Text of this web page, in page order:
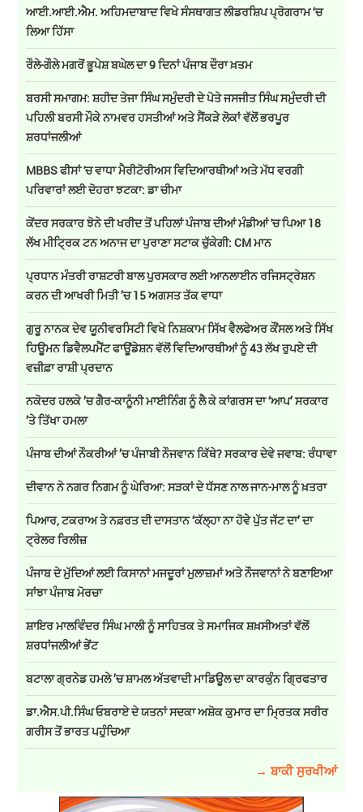
ਆਈ.ਆਈ.ਐਮ. ਅਹਿਮਦਾਬਾਦ ਵਿਖੇ ਸੰਸਥਾਗਤ ਲੀਡਰਸ਼ਿਪ ਪ੍ਰੋਗਰਾਮ ‘ਚ
ਲਿਆ ਹਿੱਸਾ
ਰੌਲੇ-ਗੌਲੇ ਮਗਰੋਂ ਭੂਪੇਸ਼ ਬਘੇਲ ਦਾ 9 ਦਿਨਾਂ ਪੰਜਾਬ ਦੌਰਾ ਖ਼ਤਮ
ਬਰਸੀ ਸਮਾਗਮ: ਸ਼ਹੀਦ ਤੇਜਾ ਸਿੰਘ ਸਮੁੰਦਰੀ ਦੇ ਪੋਤੇ ਜਸਜੀਤ ਸਿੰਘ ਸਮੁੰਦਰੀ ਦੀ
ਪਹਿਲੀ ਬਰਸੀ ਮੌਕੇ ਨਾਮਵਰ ਹਸਤੀਆਂ ਅਤੇ ਸੈਂਕੜੇ ਲੋਕਾਂ ਵੱਲੋਂ ਭਰਪੂਰ
ਸ਼ਰਧਾਂਜਲੀਆਂ
MBBS ਫੀਸਾਂ 'ਚ ਵਾਧਾ ਮੈਰੀਟੋਰੀਅਸ ਵਿਦਿਆਰਥੀਆਂ ਅਤੇ ਮੱਧ ਵਰਗੀ
ਪਰਿਵਾਰਾਂ ਲਈ ਦੋਹਰਾ ਝਟਕਾ: ਡਾ ਚੀਮਾ
ਕੇਂਦਰ ਸਰਕਾਰ ਝੋਨੇ ਦੀ ਖਰੀਦ ਤੋਂ ਪਹਿਲਾਂ ਪੰਜਾਬ ਦੀਆਂ ਮੰਡੀਆਂ 'ਚ ਪਿਆ 18
ਲੱਖ ਮੀਟ੍ਰਿਕ ਟਨ ਅਨਾਜ ਦਾ ਪੁਰਾਣਾ ਸਟਾਕ ਚੁੱਕੇਗੀ: CM ਮਾਨ
ਪ੍ਰਧਾਨ ਮੰਤਰੀ ਰਾਸ਼ਟਰੀ ਬਾਲ ਪੁਰਸਕਾਰ ਲਈ ਆਨਲਾਈਨ ਰਜਿਸਟ੍ਰੇਸ਼ਨ
ਕਰਨ ਦੀ ਆਖਰੀ ਮਿਤੀ ’ਚ 15 ਅਗਸਤ ਤੱਕ ਵਾਧਾ
ਗੁਰੂ ਨਾਨਕ ਦੇਵ ਯੂਨੀਵਰਸਿਟੀ ਵਿਖੇ ਨਿਸ਼ਕਾਮ ਸਿੱਖ ਵੈਲਫੇਅਰ ਕੌਂਸਲ ਅਤੇ ਸਿੱਖ
ਹਿਊਮਨ ਡਿਵੈਲਪਮੈਂਟ ਫਾਊਂਡੇਸ਼ਨ ਵੱਲੋਂ ਵਿਦਿਆਰਥੀਆਂ ਨੂੰ 43 ਲੱਖ ਰੁਪਏ ਦੀ
ਵਜ਼ੀਫ਼ਾ ਰਾਸ਼ੀ ਪ੍ਰਦਾਨ
ਨਕੋਦਰ ਹਲਕੇ ’ਚ ਗੈਰ-ਕਾਨੂੰਨੀ ਮਾਈਨਿੰਗ ਨੂੰ ਲੈ ਕੇ ਕਾਂਗਰਸ ਦਾ ‘ਆਪ’ ਸਰਕਾਰ
’ਤੇ ਤਿੱਖਾ ਹਮਲਾ
ਪੰਜਾਬ ਦੀਆਂ ਨੌਕਰੀਆਂ ’ਚ ਪੰਜਾਬੀ ਨੌਜਵਾਨ ਕਿੱਥੇ? ਸਰਕਾਰ ਦੇਵੇ ਜਵਾਬ: ਰੰਧਾਵਾ
ਦੀਵਾਨ ਨੇ ਨਗਰ ਨਿਗਮ ਨੂੰ ਘੇਰਿਆ: ਸੜਕਾਂ ਦੇ ਧੱਸਣ ਨਾਲ ਜਾਨ-ਮਾਲ ਨੂੰ ਖ਼ਤਰਾ
ਪਿਆਰ, ਟਕਰਾਅ ਤੇ ਨਫ਼ਰਤ ਦੀ ਦਾਸਤਾਨ ‘ਕੱਲ੍ਹਾ ਨਾ ਹੋਵੇ ਪੁੱਤ ਜੱਟ ਦਾ’ ਦਾ
ਟ੍ਰੇਲਰ ਰਿਲੀਜ਼
ਪੰਜਾਬ ਦੇ ਮੁੱਦਿਆਂ ਲਈ ਕਿਸਾਨਾਂ ਮਜਦੂਰਾਂ ਮੁਲਾਜ਼ਮਾਂ ਅਤੇ ਨੌਜਵਾਨਾਂ ਨੇ ਬਣਾਇਆ
ਸਾਂਝਾ ਪੰਜਾਬ ਮੋਰਚਾ
ਸ਼ਾਇਰ ਮਾਲਵਿੰਦਰ ਸਿੰਘ ਮਾਲੀ ਨੂੰ ਸਾਹਿਤਕ ਤੇ ਸਮਾਜਿਕ ਸ਼ਖ਼ਸੀਅਤਾਂ ਵੱਲੋਂ
ਸ਼ਰਧਾਂਜਲੀਆਂ ਭੇਂਟ
ਬਟਾਲਾ ਗ੍ਰਨੇਡ ਹਮਲੇ ’ਚ ਸ਼ਾਮਲ ਅੱਤਵਾਦੀ ਮਾਡਿਊਲ ਦਾ ਕਾਰਕੁੰਨ ਗ੍ਰਿਫਤਾਰ
ਡਾ.ਐਸ.ਪੀ.ਸਿੰਘ ਓਬਰਾਏ ਦੇ ਯਤਨਾਂ ਸਦਕਾ ਅਸ਼ੋਕ ਕੁਮਾਰ ਦਾ ਮ੍ਰਿਤਕ ਸਰੀਰ
ਗਰੀਸ ਤੋਂ ਭਾਰਤ ਪਹੁੰਚਿਆ
→ ਬਾਕੀ ਸੁਰਖੀਆਂ